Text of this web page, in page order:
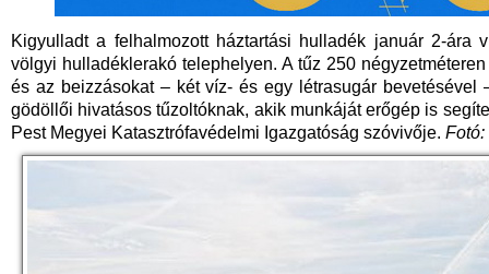
Kigyulladt a felhalmozott háztartási hulladék január 2-ára
völgyi hulladéklerakó telephelyen. A tűz 250
és az beizzásokat – két víz- és egy létrasugár
gödöllői hivatásos tűzoltóknak, akik munkáját erőgép is
Pest Megyei Katasztrófavédelmi Igazgatóság szóvivője. Fotó: